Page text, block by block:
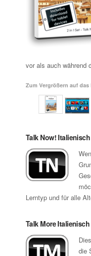
vor als auch während
Zum Vergrößern auf
Talk Now! Italienisch
Lerntyp und für alle
Talk More Italienisch
die